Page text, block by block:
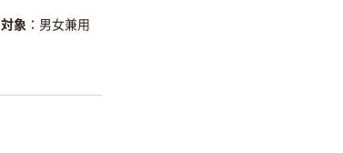
対象
男女兼用